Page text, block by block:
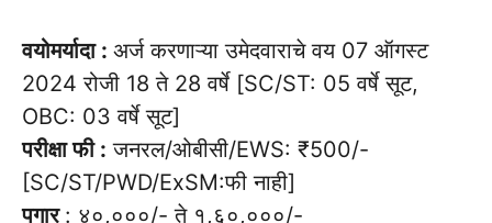
वयोमर्यादा : अर्ज करणाऱ्या उमेदवाराचे वय 07 ऑगस्ट
2024 रोजी 18 ते 28 वर्षे [SC/ST: 05 वर्षे सूट,
OBC: 03 वर्षे सूट]
परीक्षा फी : जनरल/ओबीसी/EWS: ₹500/-
[SC/ST/PWD/ExSM:फी नाही]
पगार : ४०,०००/- ते १,६०,०००/-